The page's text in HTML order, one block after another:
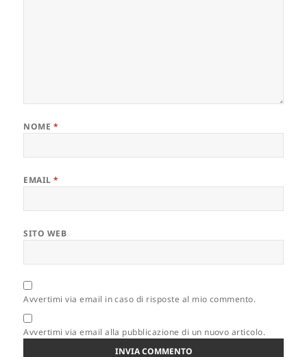
NOME *
EMAIL*
SITO WEB
Avvertimi via email in caso di risposte al mio commento.
Avvertimi via email alla pubblicazione di un nuovo articolo.